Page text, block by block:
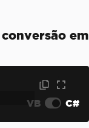
em
VB C#